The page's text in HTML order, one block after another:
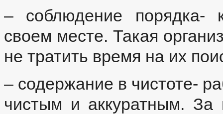
– соблюдение порядка-
своем месте. Такая
не тратить время на их
– содержание в чистоте-
чистым и аккуратным.